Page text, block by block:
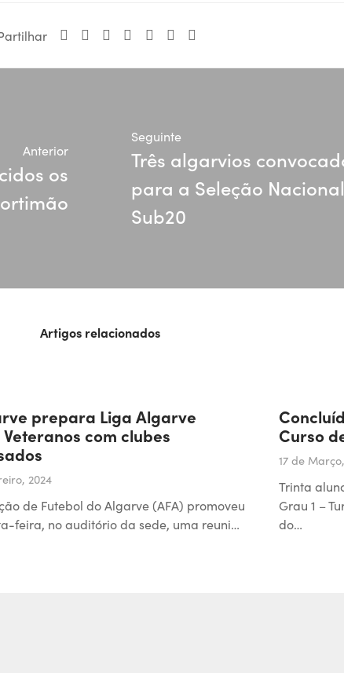
Anterior
os
Seguinte
Três algarvios
para a Seleção Nacional
Sub20
Artigos relacionados
prepara Liga Algarve
com clubes
2024
de Futebol do Algarve (AFA) promoveu
feira, no auditório da sede, uma reuni…
Curso
17 de
Trinta
Grau 1 –
do…